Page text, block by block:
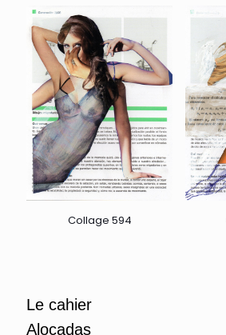
Collage 594
Le cahier
Alocadas